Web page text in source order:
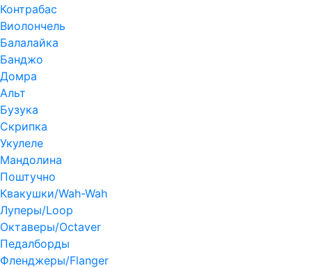
Контрабас
Виолончель
Балалайка
Банджо
Домра
Альт
Бузука
Скрипка
Укулеле
Мандолина
Поштучно
Квакушки/Wah-Wah
Луперы/Loop
Октаверы/Octaver
Педалборды
Фленджеры/Flanger